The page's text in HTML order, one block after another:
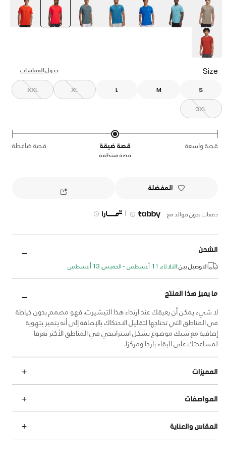
Size جدول المقاسات
S
M
L
XL
XXL
3XL
قصة واسعة قصة ضيقة قصة ضاغطة
قصة منتظمة
المفضلة
دفعات بدون فوائد مع |
الشحن
التوصيل بين:الثلاثاء, 11 أغسطس - الخميس, 13 أغسطس
ما يميز هذا المنتج
لا شيء يمكن أن يعيقك عند ارتداء هذا التيشيرت. فهو مصمم بدون خياطة
في المناطق التي تحتاجها لتقليل الاحتكاك بالإضافة إلى أنه يتميز بتهوية
إضافية مع شبك موضوع بشكل استراتيجي في المناطق الأكثر تعرقا
لمساعدتك على البقاء باردا ومركزا.
المميزات
المواصفات
المقاس والعناية